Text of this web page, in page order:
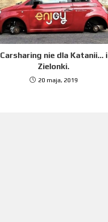
Carsharing nie dla Katanii… i
Zielonki.
20 maja, 2019